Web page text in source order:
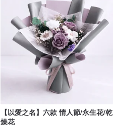
【以愛之名】六款 情人節/永生花/乾
燥花